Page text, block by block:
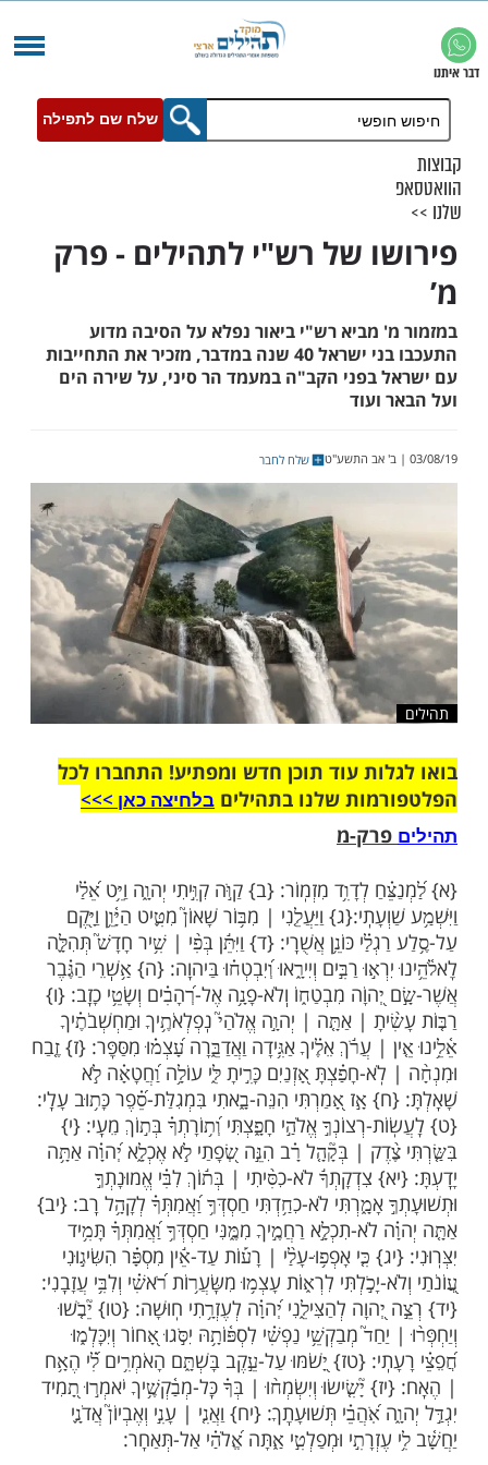
שלח שם לתפילה
של רש"י לתהילים - פרק
מביא רש"י ביאור נפלא על הסיבה מדוע
בפני הקב"ה במעמד הר סיני, על שירה הים
שלח לחבר
עוד תוכן חדש ומפתיע! התחברו לכל
שלנו בתהיליםבלחיצה כאן >>>​
מ
לְדָוִ֥ד מִזְמֽוֹר: {ב} קַוֹּ֣ה קִוִּ֣יתִי יְהוָ֑ה וַיֵּ֥ט אֵ֝לַ֗י
וַיַּעֲלֵ֤נִי | מִבּ֥וֹר שָׁאוֹן֮ מִטִּ֪יט הַיָּ֫וֵ֥ן וַיָּ֖קֶם
כּוֹנֵ֥ן אֲשֻׁרָֽי: {ד} וַיִּתֵּ֬ן בְּפִ֨י | שִׁ֥יר חָדָשׁ֮ תְּהִלָּ֪ה
רַבִּ֣ים וְיִירָ֑אוּ וְ֝יִבְטְח֗וּ בַּיהוָֽה: {ה} אַ֥שְֽׁרֵי הַגֶּ֗בֶר
מִבְטַח֑וֹ וְֽלֹא-פָנָ֥ה אֶל-רְ֝הָבִ֗ים וְשָׂטֵ֥י כָזָֽב: {ו}
| אַתָּ֤ה | יְהוָ֣ה אֱלֹהַי֮ נִֽפְלְאֹתֶ֥יךָ וּמַחְשְׁבֹתֶ֗יךָ
| עֲרֹ֬ךְ אֵלֶ֗יךָ אַגִּ֥ידָה וַאֲדַבֵּ֑רָה עָ֝צְמ֗וּ מִסַּפֵּֽר: {ז} זֶ֤בַח
חָפַ֗צְתָּ אָ֭זְנַיִם כָּרִ֣יתָ לִּ֑י עוֹלָ֥ה וַ֝חֲטָאָ֗ה לֹ֣א
אָ֣ז אָ֭מַרְתִּי הִנֵּה-בָ֑אתִי בִּמְגִלַּת-סֵ֝֗פֶר כָּת֥וּב עָלָֽי:
רְצוֹנְךָ֣ אֱלֹהַ֣י חָפָ֑צְתִּי וְ֝ת֥וֹרָתְךָ֗ בְּת֣וֹךְ מֵעָֽי: {י}
| בְּקָ֘הָ֤ל רָ֗ב הִנֵּ֣ה שְׂ֭פָתַי לֹ֣א אֶכְלָ֑א יְ֝הוָ֗ה אַתָּ֥ה